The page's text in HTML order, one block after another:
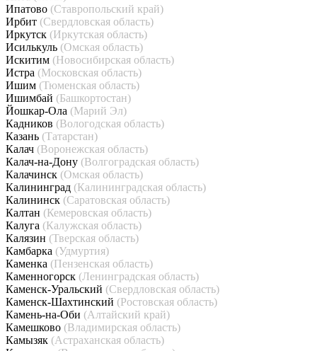
Ипатово (Ставропольский край)
Ирбит (Свердловская область)
Иркутск (Иркутская область)
Исилькуль (Омская область)
Искитим (Новосибирская область)
Истра (Московская область)
Ишим (Тюменская область)
Ишимбай (Башкортостан)
Йошкар-Ола (Марий Эл)
Кадников (Вологодская область)
Казань (Татарстан)
Калач (Воронежская область)
Калач-на-Дону (Волгоградская область)
Калачинск (Омская область)
Калининград (Калининградская область)
Калининск (Саратовская область)
Калтан (Кемеровская область)
Калуга (Калужская область)
Калязин (Тверская область)
Камбарка (Удмуртия)
Каменка (Пензенская область)
Каменногорск (Ленинградская область)
Каменск-Уральский (Свердловская область)
Каменск-Шахтинский (Ростовская область)
Камень-на-Оби (Алтайский край)
Камешково (Владимирская область)
Камызяк (Астраханская область)